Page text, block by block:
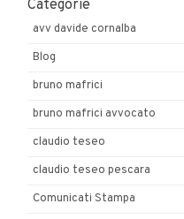
Categorie
avv davide cornalba
Blog
bruno mafrici
bruno mafrici avvocato
claudio teseo
claudio teseo pescara
Comunicati Stampa